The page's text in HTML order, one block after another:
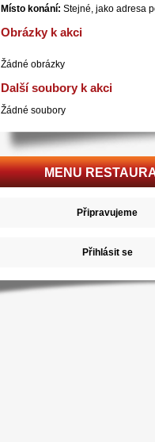
Místo konání: Stejné, jako adresa
Obrázky k akci
Žádné obrázky
Další soubory k akci
Žádné soubory
MENU
Připravujeme
Přihlásit se